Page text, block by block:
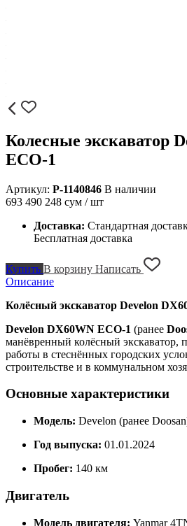
Колесные экскаватор
ECO-1
Артикул: P-1140846 В наличии
693 490 248 сум / шт
Доставка: Стандартная
Бесплатная доставка
Купить В корзину Написать
Описание
Колёсный экскаватор Develon
Develon DX60WN ECO-1 (ранее
манёвренный колёсный экскаватор,
работы в стеснённых городских
строительстве и в коммунальном
Основные характеристики
Модель: Develon (ранее
Год выпуска: 01.01.2024
Пробег: 140 км
Двигатель
Модель двигателя: Yanmar